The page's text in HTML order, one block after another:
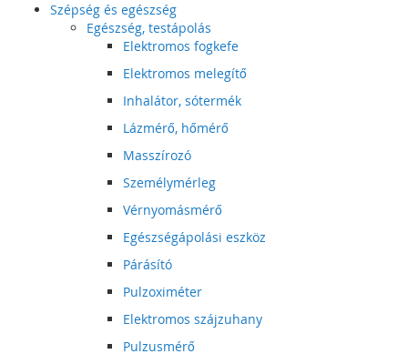
Szépség és egészség
Egészség, testápolás
Elektromos fogkefe
Elektromos melegítő
Inhalátor, sótermék
Lázmérő, hőmérő
Masszírozó
Személymérleg
Vérnyomásmérő
Egészségápolási eszköz
Párásító
Pulzoximéter
Elektromos szájzuhany
Pulzusmérő